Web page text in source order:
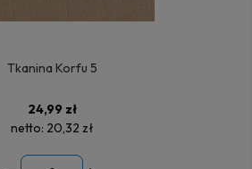
Tkanina Korfu 5
24,99 zł
netto: 20,32 zł